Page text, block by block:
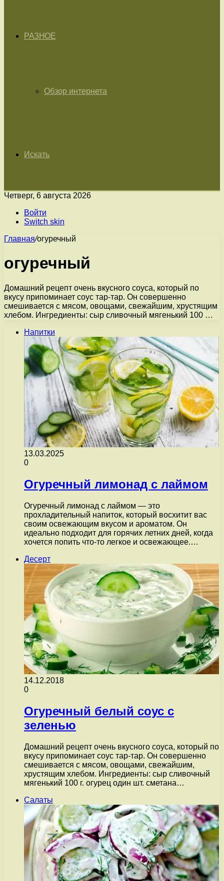
РАЗНОЕ
Обзор интернета
Искать
Четверг, 6 августа 2026
Войти
Switch skin
Главная/огуречный
огуречный
Домашний рецепт очень вкусного соуса, который по
вкусу припоминает соус тар-тар. Он совершенно
смешивается с мясом, овощами, свежайшим, хрустящим
хлебом. Ингредиенты: сыр сливочный мягенький 100 …
Напитки
13.03.2025
0
Огуречный лимонад с лаймом
Огуречный лимонад с лаймом — это
прохладительный напиток, который восхитит вас
своим освежающим вкусом и ароматом. Он
идеально подходит для горячих летних дней, когда
хочется попить что-то легкое и освежающее.…
Десерт
14.12.2018
0
Огуречный белый соус с
зеленью
Домашний рецепт очень вкусного соуса, который по
вкусу припоминает соус тар-тар. Он совершенно
смешивается с мясом, овощами, свежайшим,
хрустящим хлебом. Ингредиенты: сыр сливочный
мягенький 100 г. огурец один шт. сметана…
Салаты